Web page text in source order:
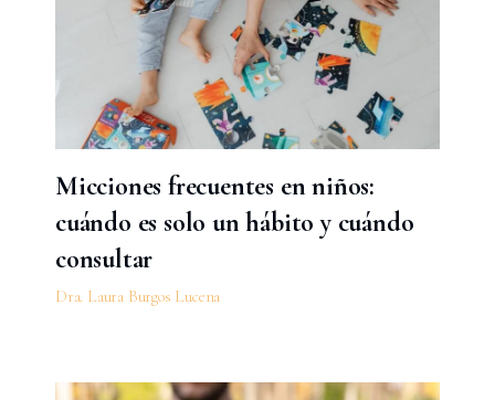
Micciones frecuentes en niños:
cuándo es solo un hábito y cuándo
consultar
Dra. Laura Burgos Lucena